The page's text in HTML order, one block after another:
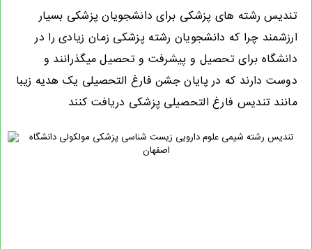
تندیس رشته های پزشکی برای دانشجویان پزشکی بسیار
ارزشمند چرا که دانشجویان رشته پزشکی زمان زیادی را در
دانشگاه برای تحصیل و پیشرفت و تحصیل میگذرانند و
دوست دارند که در پایان جشن فارغ التحصیلی یک هدیه زیبا
مانند تندیس فارغ التحصیلی پزشکی دریافت کنند